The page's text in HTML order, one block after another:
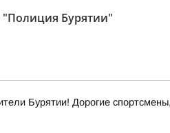
"Полиция Бурятии"
Бурятии! Дорогие